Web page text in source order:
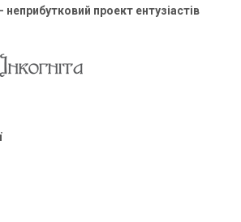
- неприбутковий проект ентузіастів